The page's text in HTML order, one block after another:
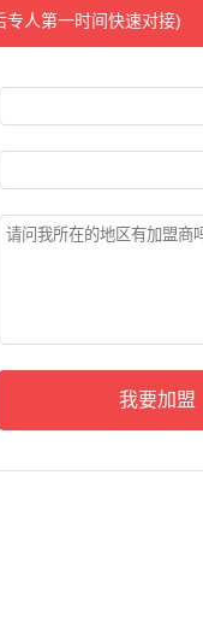
专人第一时间快速对接)